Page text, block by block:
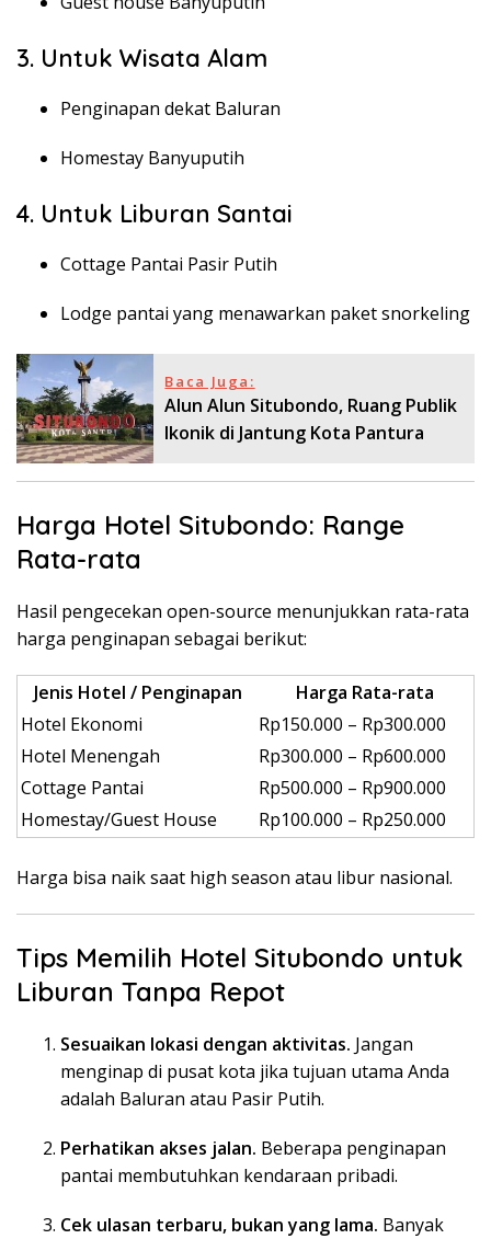
3. Untuk Wisata Alam
Penginapan dekat Baluran
Homestay Banyuputih
4. Untuk Liburan Santai
Cottage Pantai Pasir Putih
Lodge pantai yang menawarkan paket snorkeling
Baca Juga:
Alun Alun Situbondo, Ruang Publik
Ikonik di Jantung Kota Pantura
Harga Hotel Situbondo: Range
Rata-rata
Hasil pengecekan open-source menunjukkan rata-rata
harga penginapan sebagai berikut:
Jenis Hotel / Penginapan
Harga Rata-rata
Hotel Ekonomi
Rp150.000 – Rp300.000
Hotel Menengah
Rp300.000 – Rp600.000
Cottage Pantai
Rp500.000 – Rp900.000
Homestay/Guest House
Rp100.000 – Rp250.000
Harga bisa naik saat high season atau libur nasional.
Tips Memilih Hotel Situbondo untuk
Liburan Tanpa Repot
Sesuaikan lokasi dengan aktivitas. Jangan
menginap di pusat kota jika tujuan utama Anda
adalah Baluran atau Pasir Putih.
Perhatikan akses jalan. Beberapa penginapan
pantai membutuhkan kendaraan pribadi.
Cek ulasan terbaru, bukan yang lama. Banyak